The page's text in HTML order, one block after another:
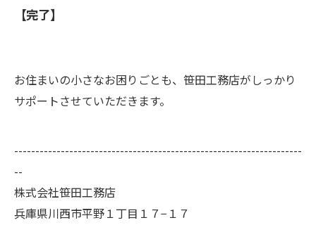
【完了】
お住まいの小さなお困りごとも、笹田工務店がしっかり
サポートさせていただきます。
--------------------------------------------------------------------
--
株式会社笹田工務店
兵庫県川西市平野１丁目１７−１７